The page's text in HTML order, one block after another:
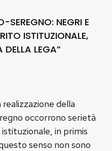
SEREGNO: NEGRI E
ISTITUZIONALE,
LEGA”
della
occorrono serietà
in primis
senso non sono